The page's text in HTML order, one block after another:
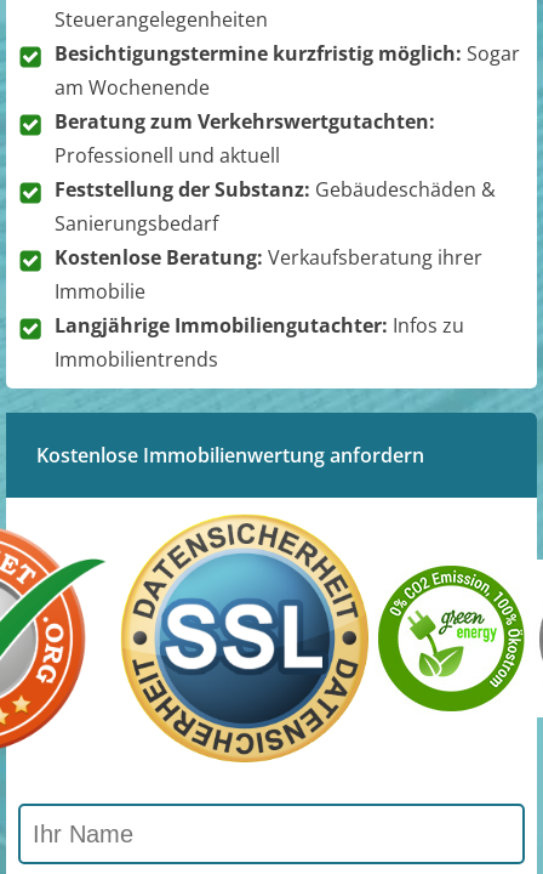
Steuerangelegenheiten
Besichtigungstermine kurzfristig möglich: Sogar
am Wochenende
Beratung zum Verkehrswertgutachten:
Professionell und aktuell
Feststellung der Substanz: Gebäudeschäden &
Sanierungsbedarf
Kostenlose Beratung: Verkaufsberatung ihrer
Immobilie
Langjährige Immobiliengutachter: Infos zu
Immobilientrends
Kostenlose Immobilienwertung anfordern